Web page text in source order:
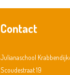
Contact
Julianaschool
Scoudestraat 19